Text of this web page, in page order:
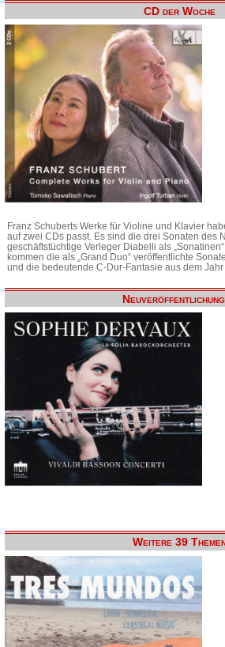
CD der Woche
Franz Schuberts Werke für Violine und Klavier
auf zwei CDs passt. Es sind die drei Sonaten des
geschäftstüchtige Verleger Diabelli als
kommen die als „Grand Duo“ veröffentlichte
und die bedeutende C-Dur-Fantasie aus dem Jahr
Weitere 39